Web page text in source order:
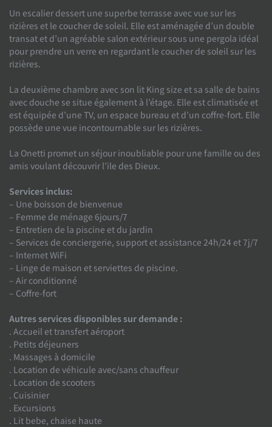
Un escalier dessert une superbe terrasse avec vue sur les
rizières et le coucher de soleil. Elle est aménagée d’un double
transat et d’un agréable salon extérieur sous une pergola idéal
pour prendre un verre en regardant le coucher de soleil sur les
rizières.
La deuxième chambre avec son lit King size et sa salle de bains
avec douche se situe également à l’étage. Elle est climatisée et
est équipée d’une TV, un espace bureau et d’un coffre-fort. Elle
possède une vue incontournable sur les rizières.
La Onetti promet un séjour inoubliable pour une famille ou des
amis voulant découvrir l’ile des Dieux.
Services inclus:
– Une boisson de bienvenue
– Femme de ménage 6jours/7
– Entretien de la piscine et du jardin
– Services de conciergerie, support et assistance 24h/24 et 7j/7
– Internet WiFi
– Linge de maison et serviettes de piscine.
– Air conditionné
– Coffre-fort
Autres services disponibles sur demande :
. Accueil et transfert aéroport
. Petits déjeuners
. Massages à domicile
. Location de véhicule avec/sans chauffeur
. Location de scooters
. Cuisinier
. Excursions
. Lit bebe, chaise haute